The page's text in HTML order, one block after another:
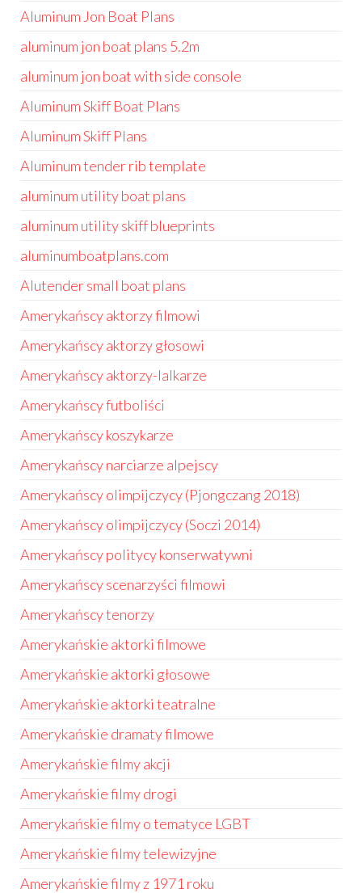
Aluminum Jon Boat Plans
aluminum jon boat plans 5.2m
aluminum jon boat with side console
Aluminum Skiff Boat Plans
Aluminum Skiff Plans
Aluminum tender rib template
aluminum utility boat plans
aluminum utility skiff blueprints
aluminumboatplans.com
Alutender small boat plans
Amerykańscy aktorzy filmowi
Amerykańscy aktorzy głosowi
Amerykańscy aktorzy-lalkarze
Amerykańscy futboliści
Amerykańscy koszykarze
Amerykańscy narciarze alpejscy
Amerykańscy olimpijczycy (Pjongczang 2018)
Amerykańscy olimpijczycy (Soczi 2014)
Amerykańscy politycy konserwatywni
Amerykańscy scenarzyści filmowi
Amerykańscy tenorzy
Amerykańskie aktorki filmowe
Amerykańskie aktorki głosowe
Amerykańskie aktorki teatralne
Amerykańskie dramaty filmowe
Amerykańskie filmy akcji
Amerykańskie filmy drogi
Amerykańskie filmy o tematyce LGBT
Amerykańskie filmy telewizyjne
Amerykańskie filmy z 1971 roku